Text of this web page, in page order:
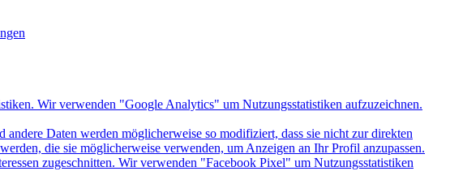
Wir verwenden "Google Analytics" um Nutzungsstatistiken aufzuzeichnen.
andere Daten werden möglicherweise so modifiziert, dass sie nicht zur direkten
die sie möglicherweise verwenden, um Anzeigen an Ihr Profil anzupassen.
zugeschnitten. Wir verwenden "Facebook Pixel" um Nutzungsstatistiken